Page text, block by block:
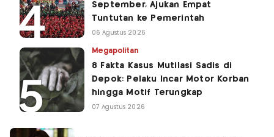
September, Ajukan Empat
Tuntutan ke Pemerintah
06 Agustus 2026
Megapolitan
8 Fakta Kasus Mutilasi Sadis di
Depok: Pelaku Incar Motor Korban
hingga Motif Terungkap
07 Agustus 2026